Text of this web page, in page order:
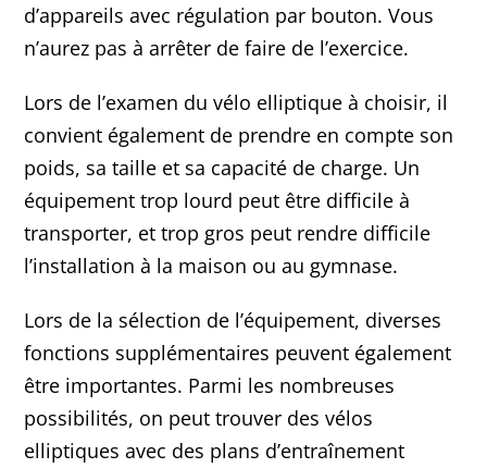
d’appareils avec régulation par bouton. Vous
n’aurez pas à arrêter de faire de l’exercice.
Lors de l’examen du vélo elliptique à choisir, il
convient également de prendre en compte son
poids, sa taille et sa capacité de charge. Un
équipement trop lourd peut être difficile à
transporter, et trop gros peut rendre difficile
l’installation à la maison ou au gymnase.
Lors de la sélection de l’équipement, diverses
fonctions supplémentaires peuvent également
être importantes. Parmi les nombreuses
possibilités, on peut trouver des vélos
elliptiques avec des plans d’entraînement